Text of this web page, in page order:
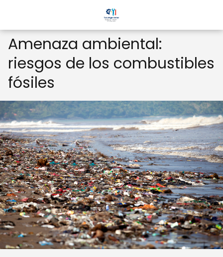
Amenaza ambiental:
riesgos de los combustibles
fósiles